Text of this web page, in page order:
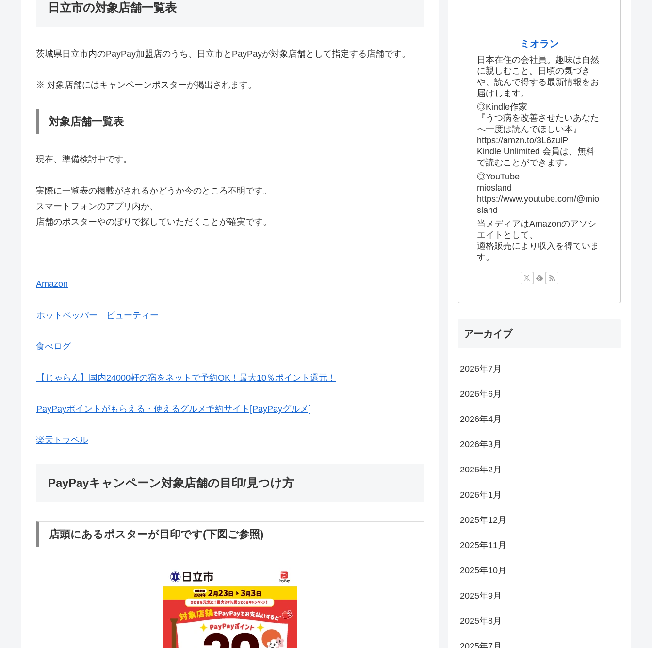
日立市の対象店舗一覧表
茨城県日立市内のPayPay加盟店のうち、日立市とPayPayが対象店舗として指定する店舗です。
※ 対象店舗にはキャンペーンポスターが掲出されます。
対象店舗一覧表
現在、準備検討中です。
実際に一覧表の掲載がされるかどうか今のところ不明です。
スマートフォンのアプリ内か、
店舗のポスターやのぼりで探していただくことが確実です。
Amazon
ホットペッパー ビューティー
食べログ
【じゃらん】国内24000軒の宿をネットで予約OK！最大10％ポイント還元！
PayPayポイントがもらえる・使えるグルメ予約サイト[PayPayグルメ]
楽天トラベル
PayPayキャンペーン対象店舗の目印/見つけ方
店頭にあるポスターが目印です(下図ご参照)
ミオラン
日本在住の会社員。趣味は自然
に親しむこと。日頃の気づき
や、読んで得する最新情報をお
届けします。
◎Kindle作家
『うつ病を改善させたいあなた
へ一度は読んでほしい本』
https://amzn.to/3L6zulP
Kindle Unlimited 会員は、無料
で読むことができます。
◎YouTube
miosland
https://www.youtube.com/@mio
sland
当メディアはAmazonのアソシ
エイトとして、
適格販売により収入を得ていま
す。
アーカイブ
2026年7月
2026年6月
2026年4月
2026年3月
2026年2月
2026年1月
2025年12月
2025年11月
2025年10月
2025年9月
2025年8月
2025年7月